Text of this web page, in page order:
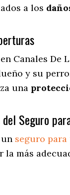
a los
en Canales De
y su
una
Seguro
seguro para
más